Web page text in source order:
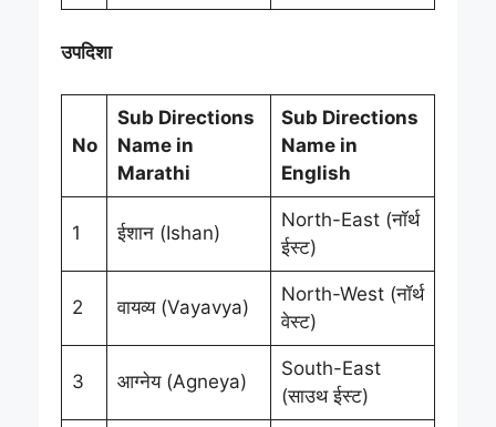
उपदिशा
No
Sub Directions
Name in
Marathi
Sub Directions
Name in
English
1 ईशान (Ishan)
North-East (नॉर्थ
ईस्ट)
2 वायव्य (Vayavya)
North-West (नॉर्थ
वेस्ट)
3 आग्नेय (Agneya)
South-East
(साउथ ईस्ट)